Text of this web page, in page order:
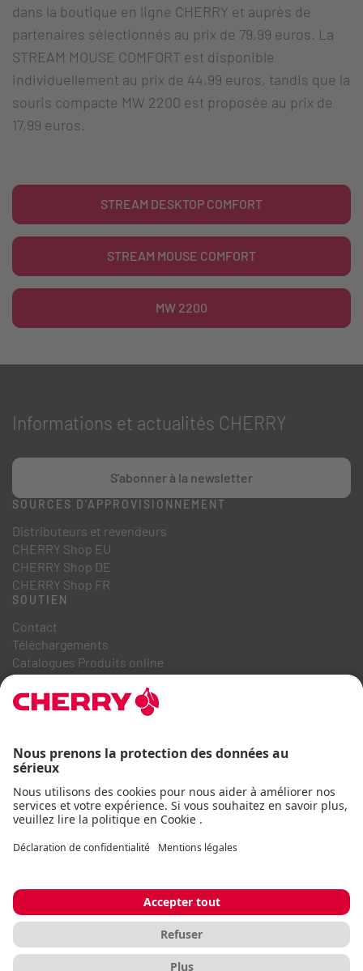
dans la boutique en ligne CHERRY et auprès de
partenaires sélectionnés au prix de 79,99 euros. La
STREAM MOUSE COMFORT est disponible
individuellement au prix de 44,99 euros, tandis que la
souris compacte MW 2200 est proposée au prix de
17,99 euros.
STREAM DESKTOP COMFORT
STREAM MOUSE COMFORT
MW 2200
Informations et actualités CHERRY
S'abonner à la newsletter
SOURCES D'APPROVISIONNEMENT
Distributeurs et revendeurs
CHERRY Shop EU
CHERRY Shop DE
CHERRY Shop FR
SOUTIEN
Contact
Téléchargements
Catalogues Produits online
FAQ
A PROPOS DE NOUS
Système de dénonciation
Code de conduite commerciale
Déclaration d'accessibilitéTermes et conditionsAvis d'utilisation
Déclaration de confidentialité Mentions légales
© CHERRY 2026